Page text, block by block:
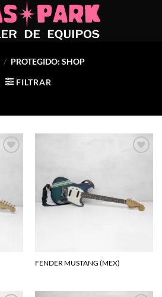
/ PROTEGIDO: SHOP
FILTRAR
FENDER MUSTANG (MEX)